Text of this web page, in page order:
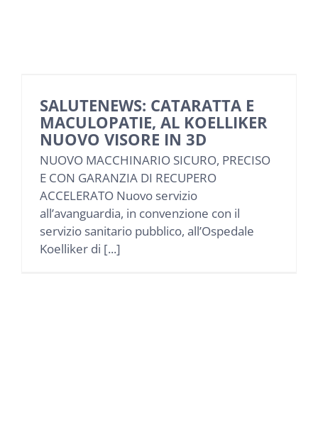
SALUTENEWS: CATARATTA E
MACULOPATIE, AL KOELLIKER
NUOVO VISORE IN 3D
NUOVO MACCHINARIO SICURO, PRECISO
E CON GARANZIA DI RECUPERO
ACCELERATO Nuovo servizio
all’avanguardia, in convenzione con il
servizio sanitario pubblico, all’Ospedale
Koelliker di [...]